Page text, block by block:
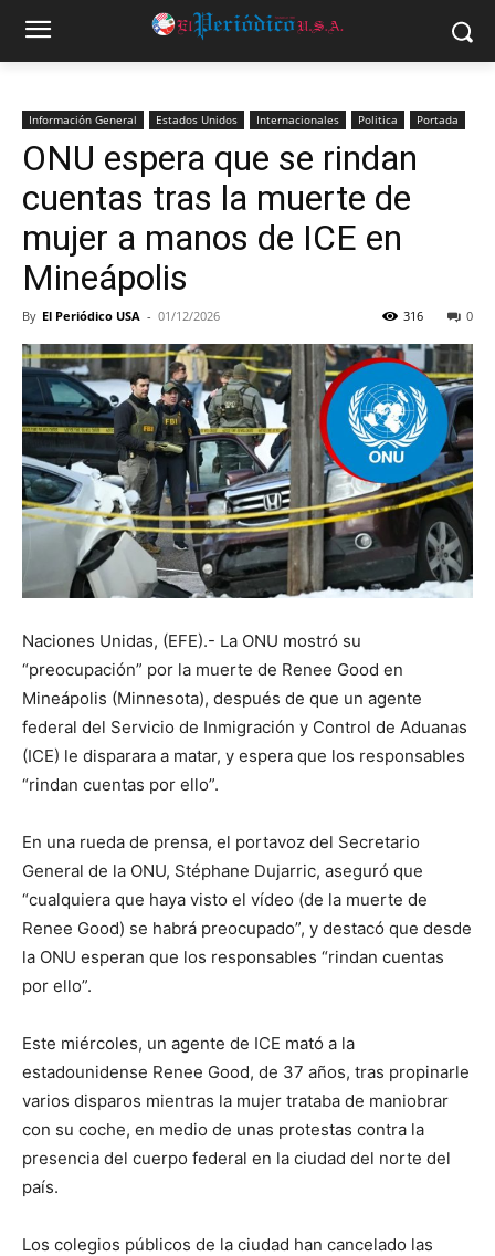
Información General Estados Unidos Internacionales Politica Portada
ONU espera que se rindan
cuentas tras la muerte de
mujer a manos de ICE en
Mineápolis
By El Periódico USA - 01/12/2026 0
316
Naciones Unidas, (EFE).- La ONU mostró su
“preocupación” por la muerte de Renee Good en
Mineápolis (Minnesota), después de que un agente
federal del Servicio de Inmigración y Control de Aduanas
(ICE) le disparara a matar, y espera que los responsables
“rindan cuentas por ello”.
En una rueda de prensa, el portavoz del Secretario
General de la ONU, Stéphane Dujarric, aseguró que
“cualquiera que haya visto el vídeo (de la muerte de
Renee Good) se habrá preocupado”, y destacó que desde
la ONU esperan que los responsables “rindan cuentas
por ello”.
Este miércoles, un agente de ICE mató a la
estadounidense Renee Good, de 37 años, tras propinarle
varios disparos mientras la mujer trataba de maniobrar
con su coche, en medio de unas protestas contra la
presencia del cuerpo federal en la ciudad del norte del
país.
Los colegios públicos de la ciudad han cancelado las